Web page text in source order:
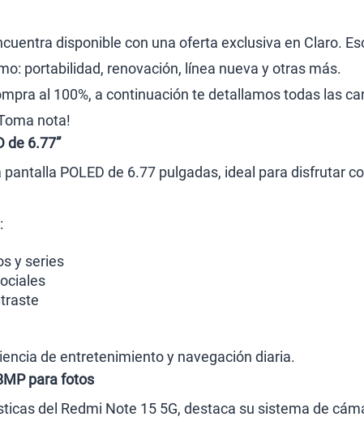
disponible con una oferta exclusiva en Claro.
portabilidad, renovación, línea nueva y otras más.
al 100%, a continuación te detallamos todas las
nota!
de 6.77”
pantalla POLED de 6.77 pulgadas, ideal para disfrutar
y series
de entretenimiento y navegación diaria.
para fotos
del Redmi Note 15 5G, destaca su sistema de